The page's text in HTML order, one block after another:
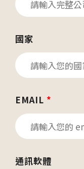
國家
EMAIL *
通訊軟體